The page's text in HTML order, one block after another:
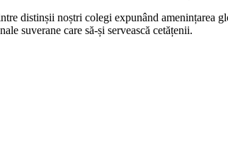
distinșii noștri colegi expunând amenințarea
suverane care să-și servească cetățenii.